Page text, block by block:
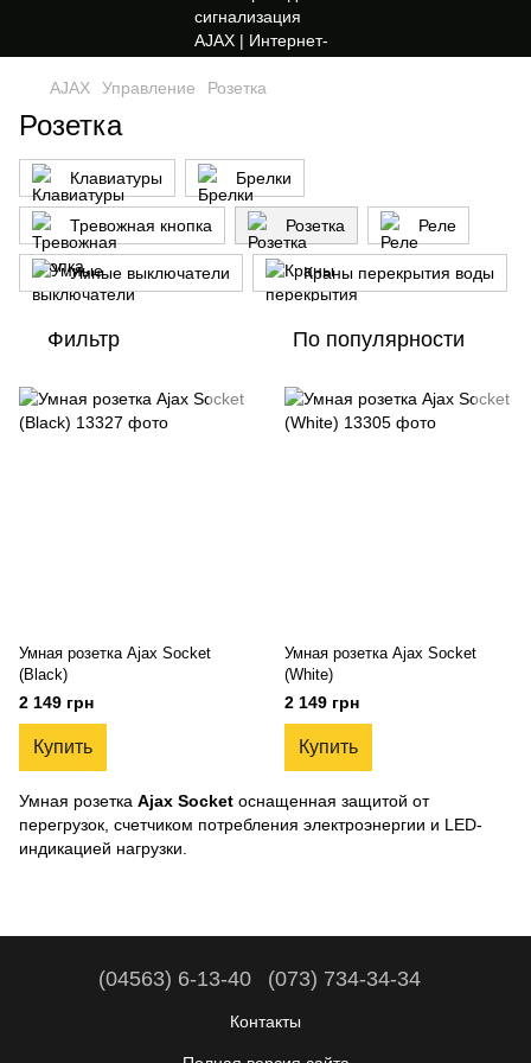
AJAX Управление Розетка
Розетка
Клавиатуры Брелки
Тревожная кнопка Розетка Реле
Умные выключатели Краны перекрытия воды
Фильтр По популярности
Умная розетка Ajax Socket
(Black)
2 149 грн
Купить
Умная розетка Ajax Socket
(White)
2 149 грн
Купить
Умная розетка Ajax Socket оснащенная защитой от
перегрузок, счетчиком потребления электроэнергии и LED-
индикацией нагрузки.
(04563) 6-13-40 (073) 734-34-34
Контакты